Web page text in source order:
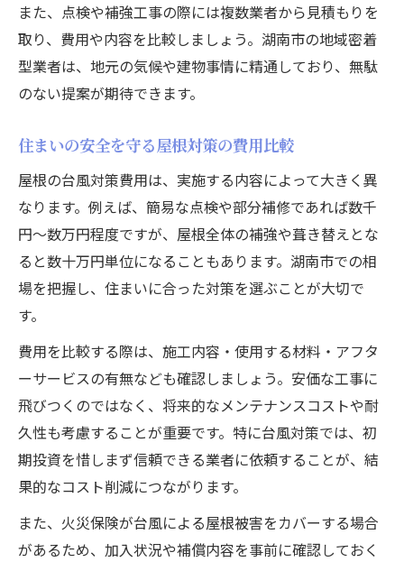
また、点検や補強工事の際には複数業者から見積もりを
取り、費用や内容を比較しましょう。湖南市の地域密着
型業者は、地元の気候や建物事情に精通しており、無駄
のない提案が期待できます。
住まいの安全を守る屋根対策の費用比較
屋根の台風対策費用は、実施する内容によって大きく異
なります。例えば、簡易な点検や部分補修であれば数千
円〜数万円程度ですが、屋根全体の補強や葺き替えとな
ると数十万円単位になることもあります。湖南市での相
場を把握し、住まいに合った対策を選ぶことが大切で
す。
費用を比較する際は、施工内容・使用する材料・アフタ
ーサービスの有無なども確認しましょう。安価な工事に
飛びつくのではなく、将来的なメンテナンスコストや耐
久性も考慮することが重要です。特に台風対策では、初
期投資を惜しまず信頼できる業者に依頼することが、結
果的なコスト削減につながります。
また、火災保険が台風による屋根被害をカバーする場合
があるため、加入状況や補償内容を事前に確認しておく